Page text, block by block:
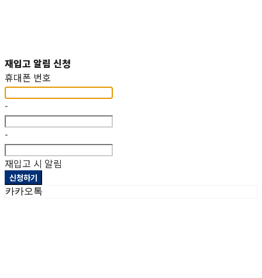
재입고 알림 신청
휴대폰 번호
-
-
재입고 시 알림
신청하기
카카오톡